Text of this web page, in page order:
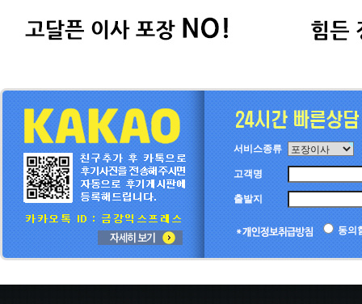
서비스종류
고객명
출발지
동의